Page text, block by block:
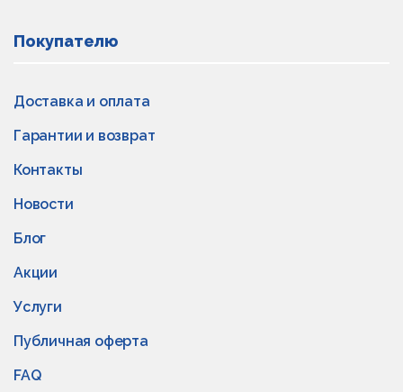
Покупателю
Доставка и оплата
Гарантии и возврат
Контакты
Новости
Блог
Акции
Услуги
Публичная оферта
FAQ